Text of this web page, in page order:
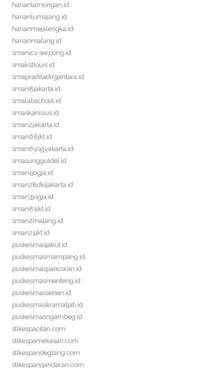
harianlamongan.id
harianlumajang.id
harianmajalengka.id
harianmalang.id
smanics-serpong.id
smakstlouis.id
smapraditadirgantara.id
sman8jakarta.id
smalabschool.id
smaskanisius.id
sman2jakarta.id
sman68jkt.id
sman8yogyakarta.id
smasungguldel.id
sman1jogja.id
sman28dkijakarta.id
sman3jogja.id
sman81jkt.id
sman2malang.id
sman21jkt.id
puskesmasjakut.id
puskesmasmampang.id
puskesmaspancoran.id
puskesmasmenteng.id
puskesmassenen.id
puskesmaskramatjati.id
puskesmasngambeg.id
stikespacitan.com
stikespamekasan.com
stikespandeglang.com
stikespangandaran.com